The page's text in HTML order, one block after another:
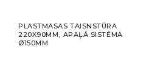
PLASTMASAS TAISNSTŪRA
220X90MM, APAĻĀ SISTĒMA
Ø150MM